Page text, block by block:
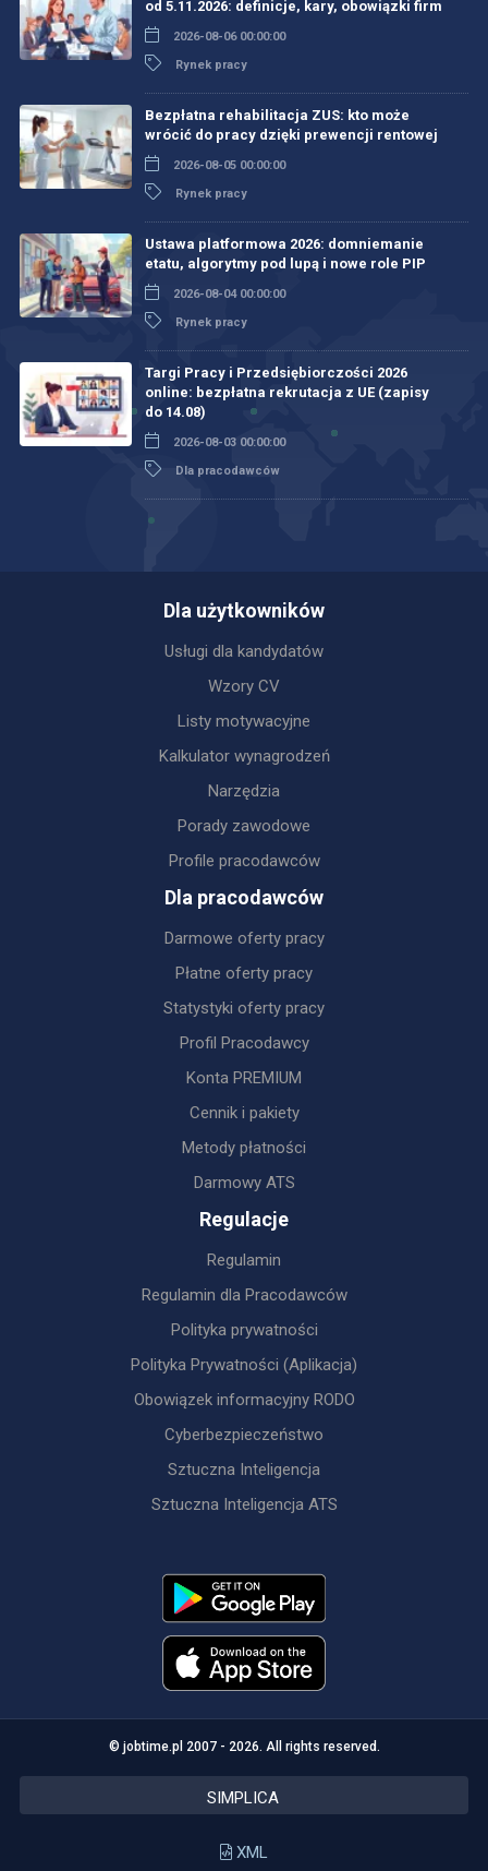
od 5.11.2026: definicje, kary, obowiązki firm
2026-08-06 00:00:00
Rynek pracy
Bezpłatna rehabilitacja ZUS: kto może
wrócić do pracy dzięki prewencji rentowej
2026-08-05 00:00:00
Rynek pracy
Ustawa platformowa 2026: domniemanie
etatu, algorytmy pod lupą i nowe role PIP
2026-08-04 00:00:00
Rynek pracy
Targi Pracy i Przedsiębiorczości 2026
online: bezpłatna rekrutacja z UE (zapisy
do 14.08)
2026-08-03 00:00:00
Dla pracodawców
Dla użytkowników
Usługi dla kandydatów
Wzory CV
Listy motywacyjne
Kalkulator wynagrodzeń
Narzędzia
Porady zawodowe
Profile pracodawców
Dla pracodawców
Darmowe oferty pracy
Płatne oferty pracy
Statystyki oferty pracy
Profil Pracodawcy
Konta PREMIUM
Cennik i pakiety
Metody płatności
Darmowy ATS
Regulacje
Regulamin
Regulamin dla Pracodawców
Polityka prywatności
Polityka Prywatności (Aplikacja)
Obowiązek informacyjny RODO
Cyberbezpieczeństwo
Sztuczna Inteligencja
Sztuczna Inteligencja ATS
© jobtime.pl 2007 - 2026. All rights reserved.
SIMPLICA
XML